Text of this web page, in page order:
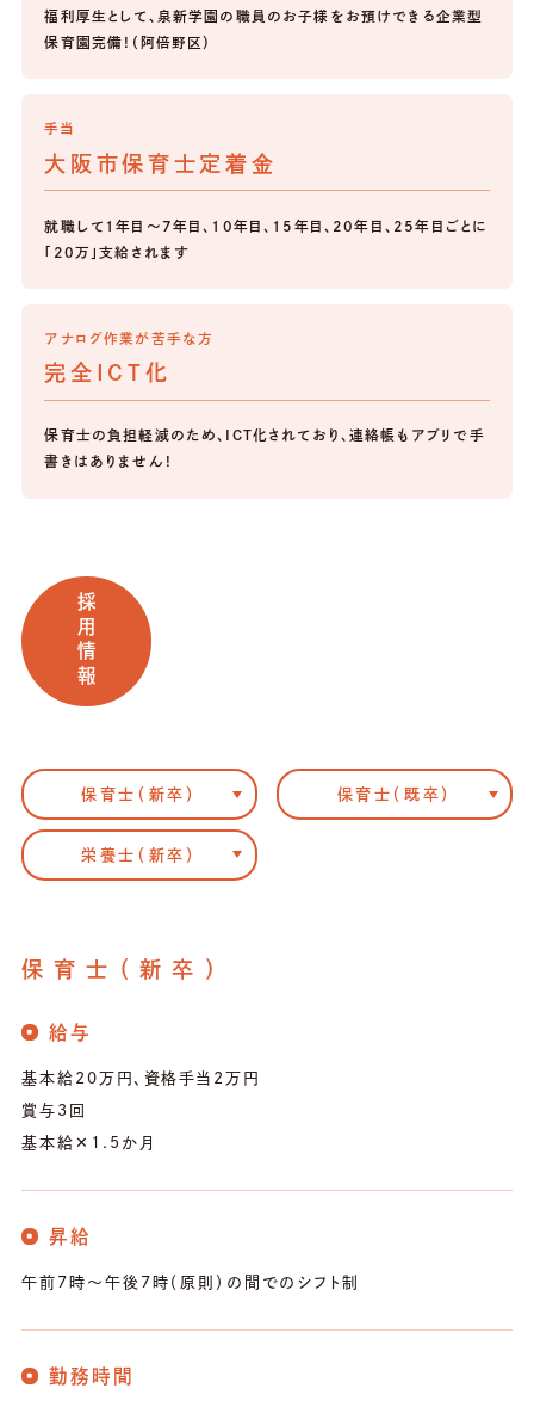
福利厚生として、泉新学園の職員のお子様をお預けできる企業型
保育園完備！（阿倍野区）
手当
大阪市保育士定着金
就職して1年目～7年目、10年目、15年目、20年目、25年目ごとに
「20万」支給されます
アナログ作業が苦手な方
完全ICT化
保育士の負担軽減のため、ICT化されており、連絡帳もアプリで手
書きはありません！
採用情報
保育士（新卒） 保育士（既卒）
栄養士（新卒）
保育士（新卒）
給与
基本給20万円、資格手当2万円
賞与3回
基本給✕1.5か月
昇給
午前7時～午後7時（原則）の間でのシフト制
勤務時間